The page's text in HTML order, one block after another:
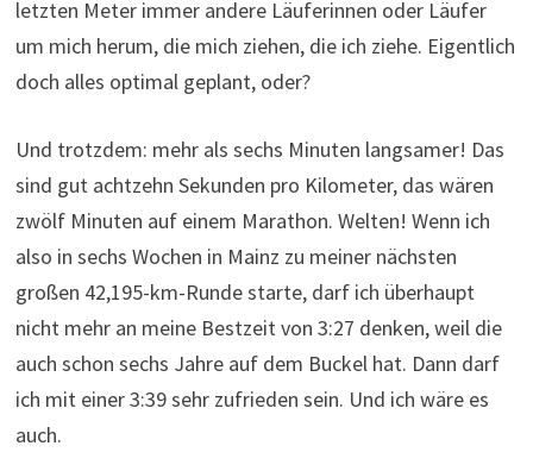
letzten Meter immer andere Läuferinnen oder Läufer
um mich herum, die mich ziehen, die ich ziehe. Eigentlich
doch alles optimal geplant, oder?
Und trotzdem: mehr als sechs Minuten langsamer! Das
sind gut achtzehn Sekunden pro Kilometer, das wären
zwölf Minuten auf einem Marathon. Welten! Wenn ich
also in sechs Wochen in Mainz zu meiner nächsten
großen 42,195-km-Runde starte, darf ich überhaupt
nicht mehr an meine Bestzeit von 3:27 denken, weil die
auch schon sechs Jahre auf dem Buckel hat. Dann darf
ich mit einer 3:39 sehr zufrieden sein. Und ich wäre es
auch.